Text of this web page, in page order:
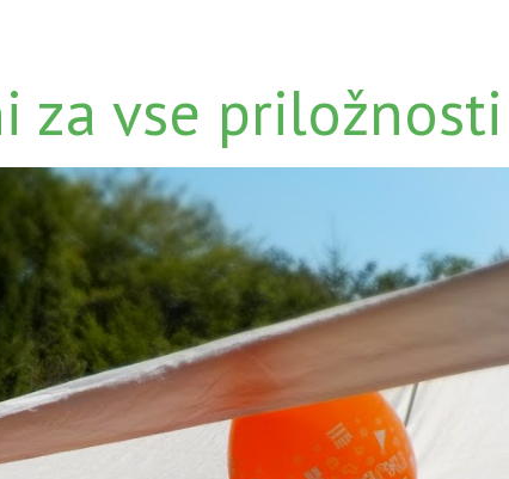
za vse priložnosti